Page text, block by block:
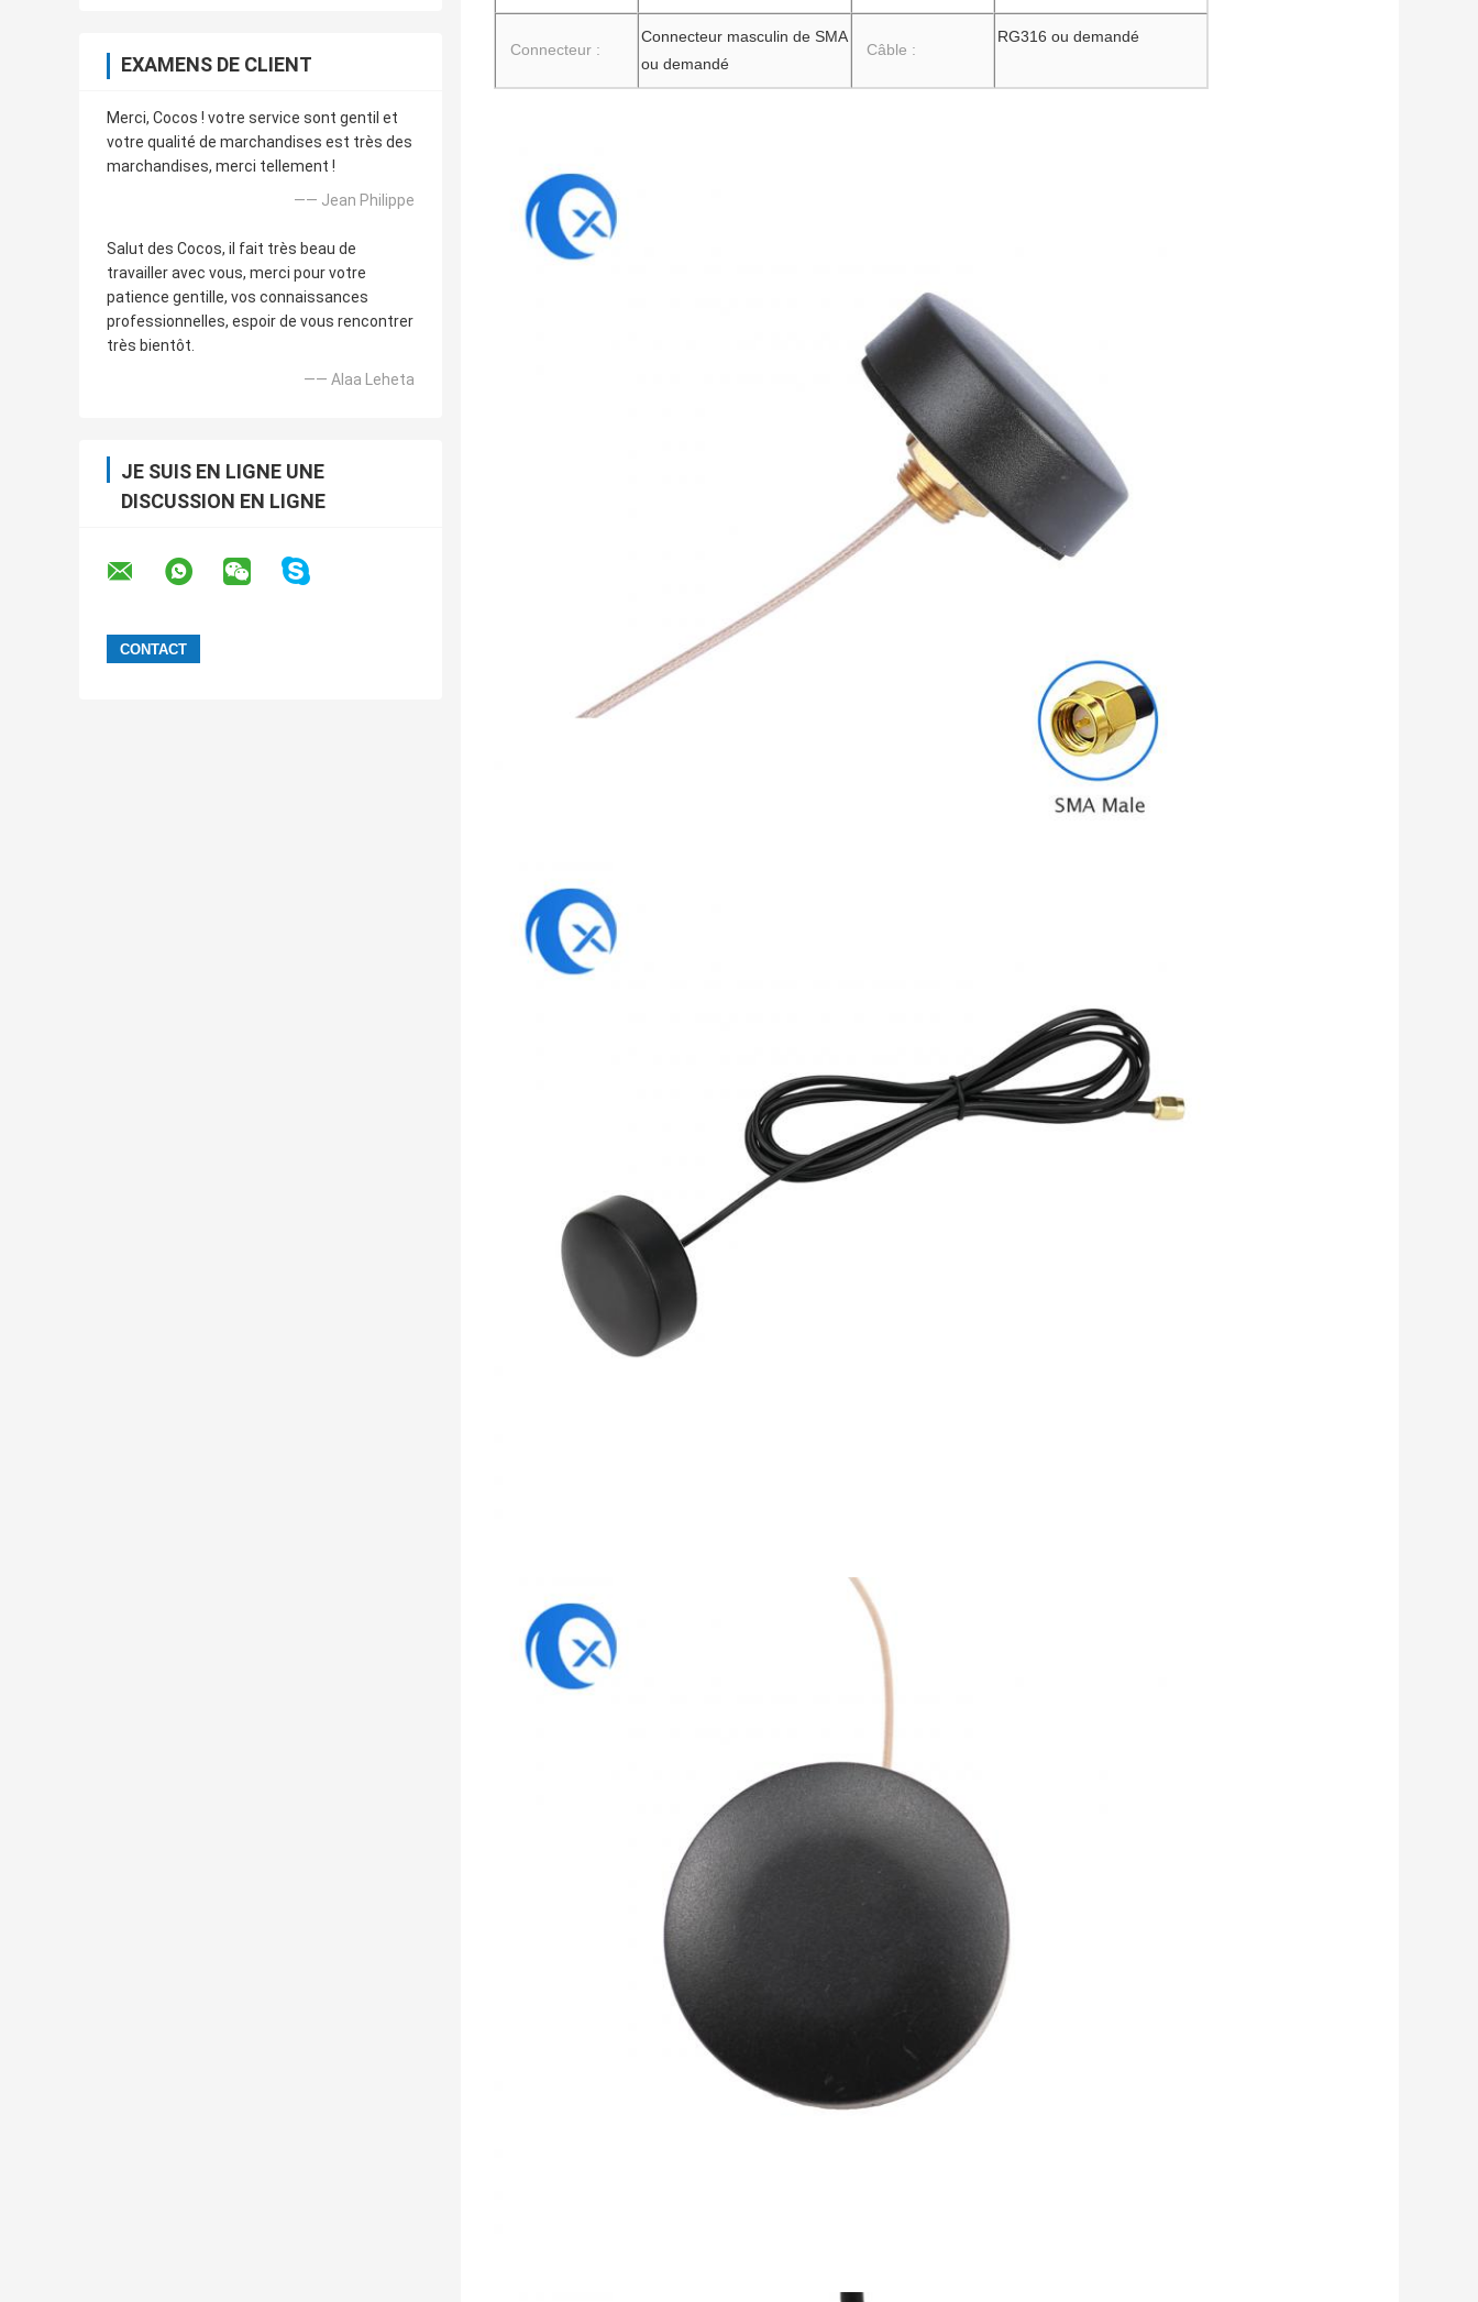
EXAMENS DE CLIENT
Merci, Cocos ! votre service sont gentil et
votre qualité de marchandises est très des
marchandises, merci tellement !
—— Jean Philippe
Salut des Cocos, il fait très beau de
travailler avec vous, merci pour votre
patience gentille, vos connaissances
professionnelles, espoir de vous rencontrer
très bientôt.
—— Alaa Leheta
JE SUIS EN LIGNE UNE
DISCUSSION EN LIGNE
Connecteur :
Connecteur masculin de SMA
ou demandé
Câble :
RG316 ou demandé